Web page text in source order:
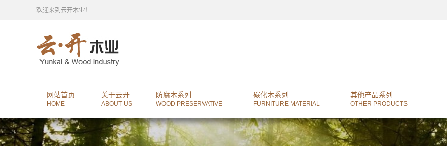
欢迎来到云开木业！
网站首页
HOME
关于云开
ABOUT US
防腐木系列
WOOD PRESERVATIVE
碳化木系列
FURNITURE MATERIAL
其他产品系列
OTHER PRODUCTS